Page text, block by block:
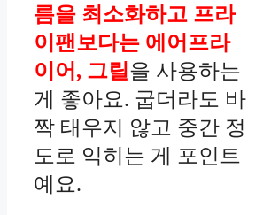
름을 최소화하고 프라
이팬보다는 에어프라
이어, 그릴 을 사용하는
게 좋아요. 굽더라도 바
짝 태우지 않고 중간 정
도로 익히는 게 포인트
예요.